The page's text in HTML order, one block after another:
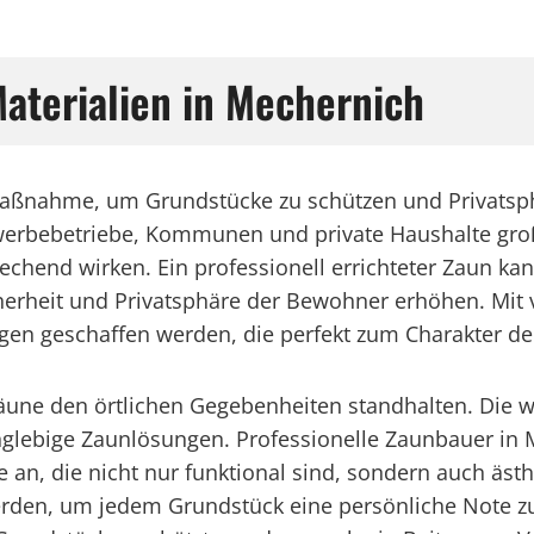
in Mechernich
um Grundstücke zu schützen und
Kommunen und private Haushalte
wirken. Ein professionell errichteter Zaun
und Privatsphäre der Bewohner erhöhen.
geschaffen werden, die perfekt zum Charakter
den örtlichen Gegebenheiten standhalten. Die
Zaunlösungen. Professionelle Zaunbauer in
an, die nicht nur funktional sind, sondern auch
um jedem Grundstück eine persönliche Note